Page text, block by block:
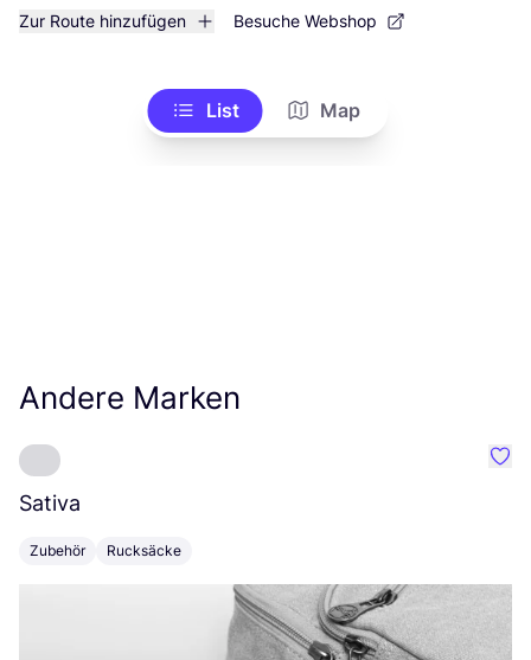
Zur Route hinzufügen Besuche Webshop
List Map
Andere Marken
Sativa
Zubehör Rucksäcke